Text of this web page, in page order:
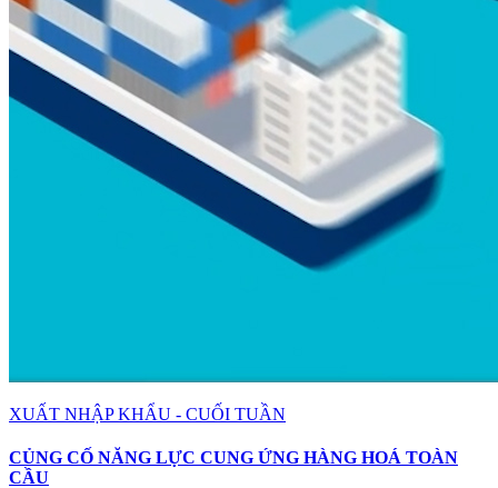
XUẤT NHẬP KHẨU - CUỐI TUẦN
CỦNG CỐ NĂNG LỰC CUNG ỨNG HÀNG HOÁ TOÀN
CẦU